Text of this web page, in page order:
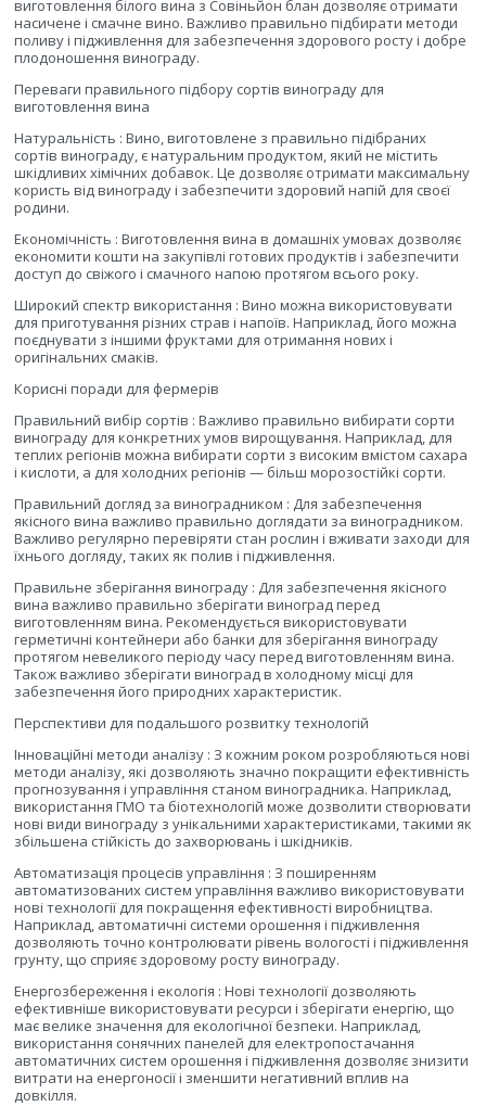
виготовлення білого вина з Совіньйон блан дозволяє отримати
насичене і смачне вино. Важливо правильно підбирати методи
поливу і підживлення для забезпечення здорового росту і добре
плодоношення винограду.
Переваги правильного підбору сортів винограду для
виготовлення вина
Натуральність : Вино, виготовлене з правильно підібраних
сортів винограду, є натуральним продуктом, який не містить
шкідливих хімічних добавок. Це дозволяє отримати максимальну
користь від винограду і забезпечити здоровий напій для своєї
родини.
Економічність : Виготовлення вина в домашніх умовах дозволяє
економити кошти на закупівлі готових продуктів і забезпечити
доступ до свіжого і смачного напою протягом всього року.
Широкий спектр використання : Вино можна використовувати
для приготування різних страв і напоїв. Наприклад, його можна
поєднувати з іншими фруктами для отримання нових і
оригінальних смаків.
Корисні поради для фермерів
Правильний вибір сортів : Важливо правильно вибирати сорти
винограду для конкретних умов вирощування. Наприклад, для
теплих регіонів можна вибирати сорти з високим вмістом сахара
і кислоти, а для холодних регіонів — більш морозостійкі сорти.
Правильний догляд за виноградником : Для забезпечення
якісного вина важливо правильно доглядати за виноградником.
Важливо регулярно перевіряти стан рослин і вживати заходи для
їхнього догляду, таких як полив і підживлення.
Правильне зберігання винограду : Для забезпечення якісного
вина важливо правильно зберігати виноград перед
виготовленням вина. Рекомендується використовувати
герметичні контейнери або банки для зберігання винограду
протягом невеликого періоду часу перед виготовленням вина.
Також важливо зберігати виноград в холодному місці для
забезпечення його природних характеристик.
Перспективи для подальшого розвитку технологій
Інноваційні методи аналізу : З кожним роком розробляються нові
методи аналізу, які дозволяють значно покращити ефективність
прогнозування і управління станом виноградника. Наприклад,
використання ГМО та біотехнологій може дозволити створювати
нові види винограду з унікальними характеристиками, такими як
збільшена стійкість до захворювань і шкідників.
Автоматизація процесів управління : З поширенням
автоматизованих систем управління важливо використовувати
нові технології для покращення ефективності виробництва.
Наприклад, автоматичні системи орошення і підживлення
дозволяють точно контролювати рівень вологості і підживлення
грунту, що сприяє здоровому росту винограду.
Енергозбереження і екологія : Нові технології дозволяють
ефективніше використовувати ресурси і зберігати енергію, що
має велике значення для екологічної безпеки. Наприклад,
використання сонячних панелей для електропостачання
автоматичних систем орошення і підживлення дозволяє знизити
витрати на енергоносії і зменшити негативний вплив на
довкілля.